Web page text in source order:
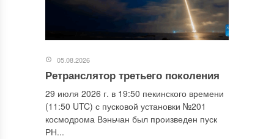
05.08.2026
Ретранслятор третьего поколения
29 июля 2026 г. в 19:50 пекинского времени
(11:50 UTC) с пусковой установки №201
космодрома Вэньчан был произведен пуск
РН...